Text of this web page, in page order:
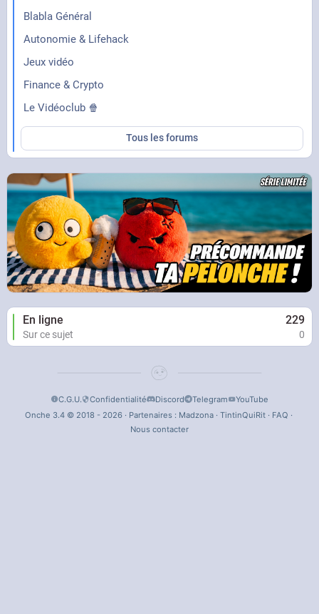
Blabla Général
Autonomie & Lifehack
Jeux vidéo
Finance & Crypto
Le Vidéoclub 🍿
Tous les forums
En ligne 229
Sur ce sujet 0
C.G.U. Confidentialité Discord Telegram
YouTube
Onche 3.4 © 2018 - 2026 · Partenaires : Madzona· TintinQuiRit· FAQ ·
Nous contacter